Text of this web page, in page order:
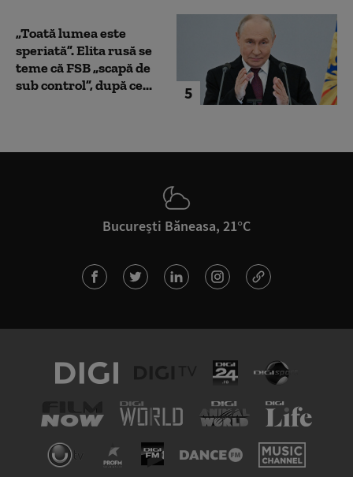
5
„Toată lumea este
speriată”. Elita rusă se
teme că FSB „scapă de
sub control”, după ce...
București Băneasa, 21°C